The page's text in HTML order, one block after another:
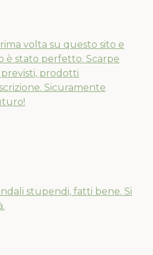
volta su questo sito e
è stato perfetto. Scarpe
prodotti
Sicuramente
stupendi, fatti bene. Si